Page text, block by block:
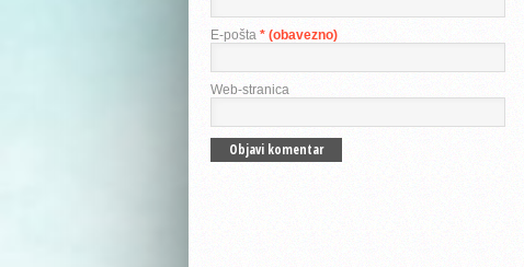
E-pošta * (obavezno)
Web-stranica